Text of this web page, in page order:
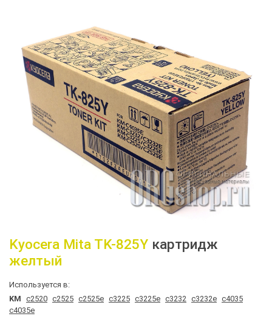
Kyocera Mita TK-825Y картридж
желтый
Используется в:
KM c2520 c2525 c2525e c3225 c3225e c3232 c3232e c4035
c4035e